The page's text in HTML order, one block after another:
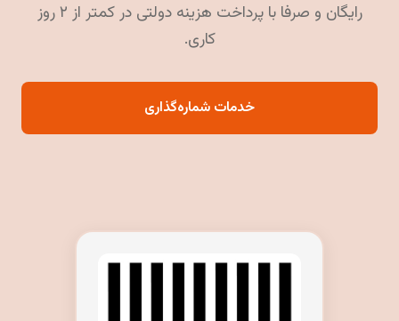
رایگان و صرفا با پرداخت هزینه دولتی در کمتر از ۲ روز
کاری.
خدمات شماره‌گذاری